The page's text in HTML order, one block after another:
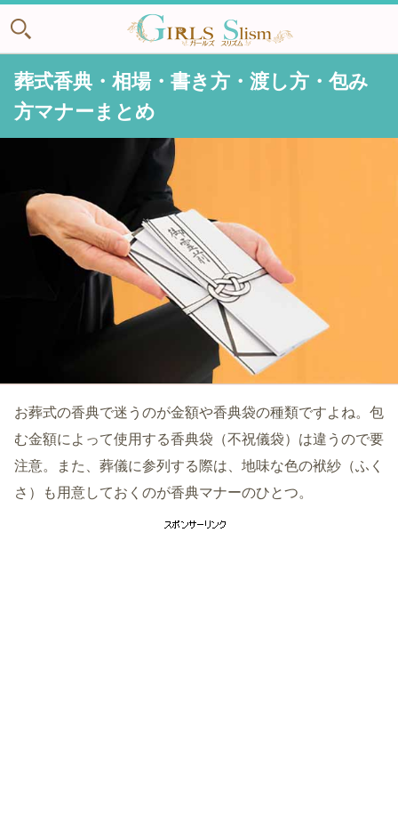
葬式香典・相場・書き方・渡し方・包み
方マナーまとめ
お葬式の香典で迷うのが金額や香典袋の種類ですよね。包
む金額によって使用する香典袋（不祝儀袋）は違うので要
注意。また、葬儀に参列する際は、地味な色の袱紗（ふく
さ）も用意しておくのが香典マナーのひとつ。